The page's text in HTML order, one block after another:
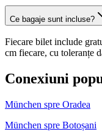
Ce bagaje sunt incluse?
Fiecare bilet include
cm fiecare, cu toleranțe
Conexiuni
München spre Oradea
München spre Botoșani